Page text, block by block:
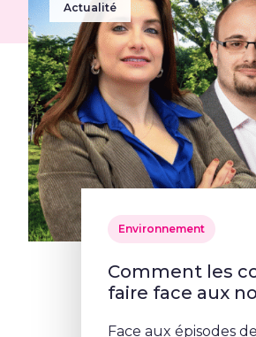
Actualité
Environnement
Comment les
faire face aux
Face aux épisodes